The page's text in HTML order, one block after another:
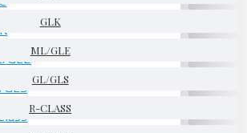
GLK
ML/GLE
GL/GLS
R-CLASS